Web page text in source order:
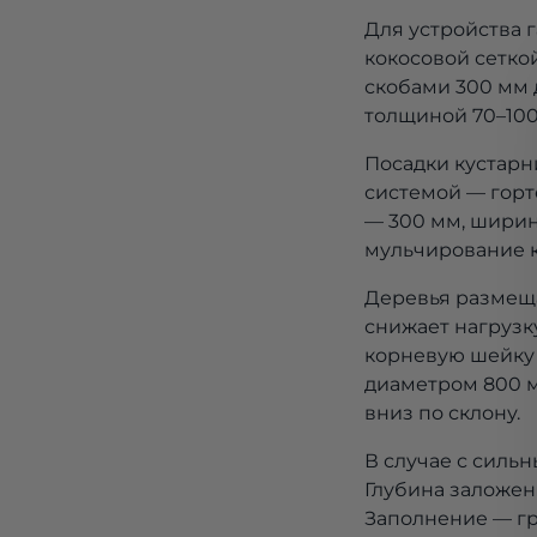
Для устройства
кокосовой
скобами 300 мм
толщиной
Посадки
системой —
— 300 мм,
мульчирование
Деревья
снижает
корневую
диаметром 800
вниз по склону.
В случае с
Глубина
Заполнение —